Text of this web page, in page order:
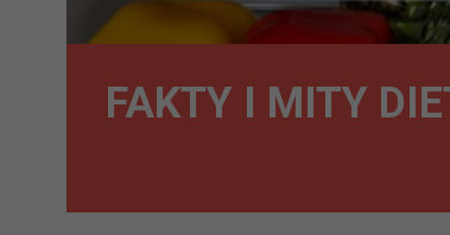
FAKTY I MITY